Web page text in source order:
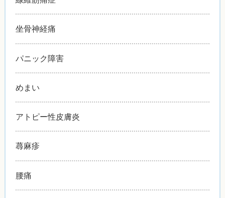
坐骨神経痛
パニック障害
めまい
アトピー性皮膚炎
蕁麻疹
腰痛